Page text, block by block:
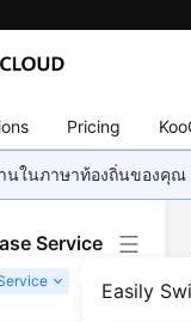
Pricing
นในภาษาท้องถิ่นของคุณ
Service
Easily